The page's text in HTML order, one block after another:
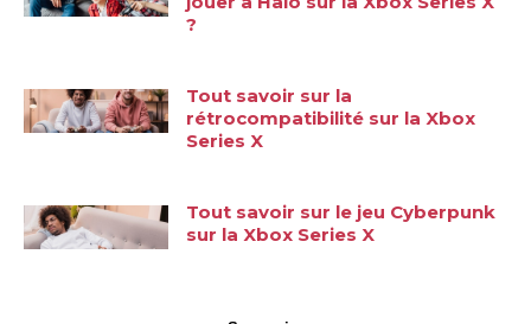
?
Tout savoir sur la
rétrocompatibilité sur la Xbox
Series X
Tout savoir sur le jeu Cyberpunk
sur la Xbox Series X